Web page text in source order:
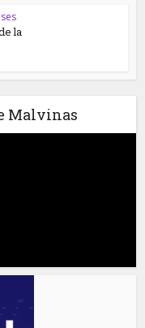
la
Malvinas